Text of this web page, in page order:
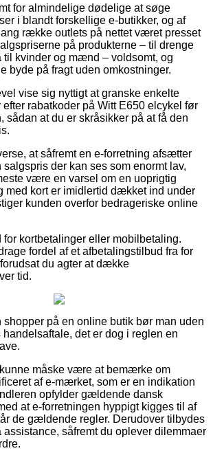
for almindelige dødelige at søge
i blandt forskellige e-butikker, og af
række outlets på nettet været presset
på produkterne – til drenge
til kvinder og mænd – voldsomt, og
byde på fragt uden omkostninger.
vise sig nyttigt at granske enkelte
rabatkoder på Witt E650 elcykel før
sådan at du er skråsikker på at få den
at såfremt en e-forretning afsætter
salgspris der kan ses som enormt lav,
være en varsel om en uoprigtig
med kort er imidlertid dækket ind under
kunden overfor bedrageriske online
for kortbetalinger eller mobilbetaling.
fordel af et afbetalingstilbud fra for
du agter at dække
tid.
shopper på en online butik bør man uden
det er dog i reglen en
måske være at bemærke om
af e-mærket, som er en indikation
opfylder gældende dansk
at e-forretningen hyppigt kigges til af
de gældende regler. Derudover tilbydes
assistance, såfremt du oplever dilemmaer